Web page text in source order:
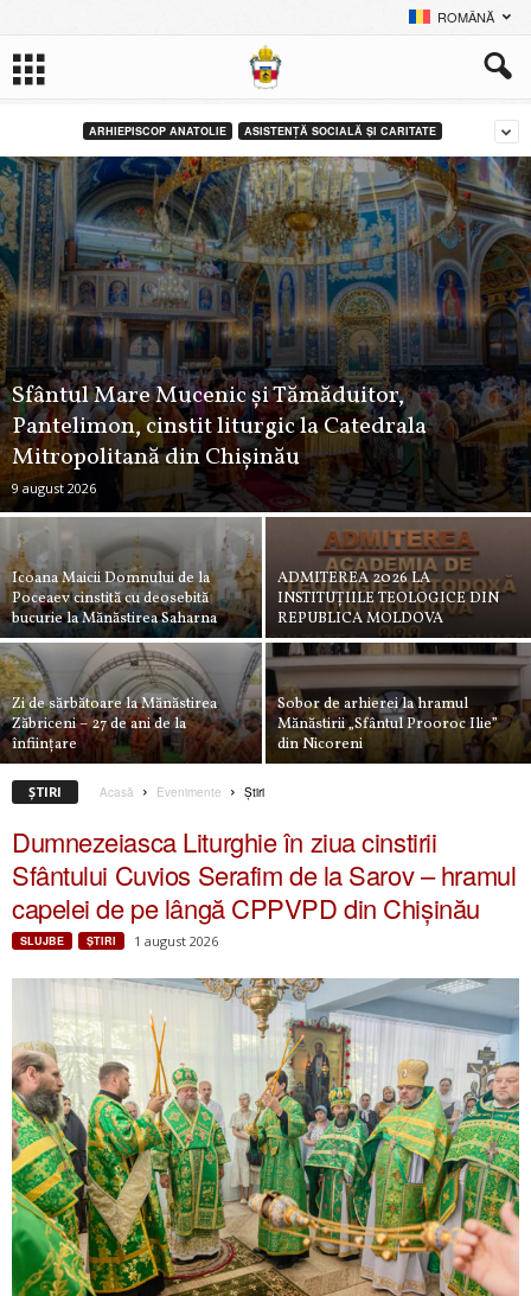
ROMÂNĂ
ARHIEPISCOP ANATOLIE ASISTENȚĂ SOCIALĂ ȘI CARITATE
Sfântul Mare Mucenic și Tămăduitor,
Pantelimon, cinstit liturgic la Catedrala
Mitropolitană din Chișinău
9 august 2026
Icoana Maicii Domnului de la
Poceaev cinstită cu deosebită
bucurie la Mănăstirea Saharna
ADMITEREA 2026 LA
INSTITUȚIILE TEOLOGICE DIN
REPUBLICA MOLDOVA
Zi de sărbătoare la Mănăstirea
Zăbriceni – 27 de ani de la
înființare
Sobor de arhierei la hramul
Mănăstirii „Sfântul Prooroc Ilie”
din Nicoreni
ŞTIRI Acasă Evenimente Ştiri
Dumnezeiasca Liturghie în ziua cinstirii
Sfântului Cuvios Serafim de la Sarov – hramul
capelei de pe lângă CPPVPD din Chișinău
SLUJBE ŞTIRI 1 august 2026